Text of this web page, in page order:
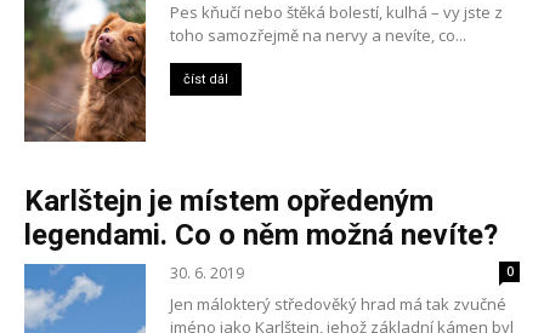
Pes kňučí nebo štěká bolestí, kulhá – vy jste z
toho samozřejmě na nervy a nevíte, co...
číst dál
Karlštejn je místem opředeným
legendami. Co o něm možná nevíte?
30. 6. 2019 0
Jen málokterý středověký hrad má tak zvučné
jméno jako Karlštejn, jehož základní kámen byl